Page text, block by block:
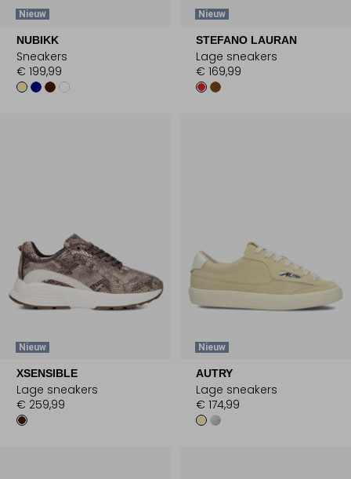
Nieuw
NUBIKK
Sneakers
€ 199,99
Nieuw
STEFANO LAURAN
Lage sneakers
€ 169,99
Nieuw
XSENSIBLE
Lage sneakers
€ 259,99
Nieuw
AUTRY
Lage sneakers
€ 174,99